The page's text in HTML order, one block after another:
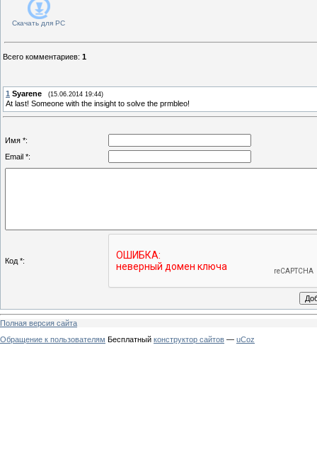
Скачать для PC
Всего комментариев: 1
1 Syarene (15.06.2014 19:44)
At last! Someone with the insight to solve the prmbleo!
Имя *:
Email *:
Код *:
Полная версия сайта
Обращение к пользователям Бесплатный конструктор сайтов — uCoz